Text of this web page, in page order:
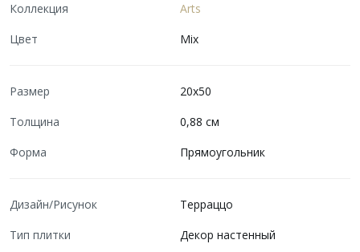
Коллекция
Arts
Цвет
Mix
Размер
20x50
Толщина
0,88 см
Форма
Прямоугольник
Дизайн/Рисунок
Терраццо
Тип плитки
Декор настенный